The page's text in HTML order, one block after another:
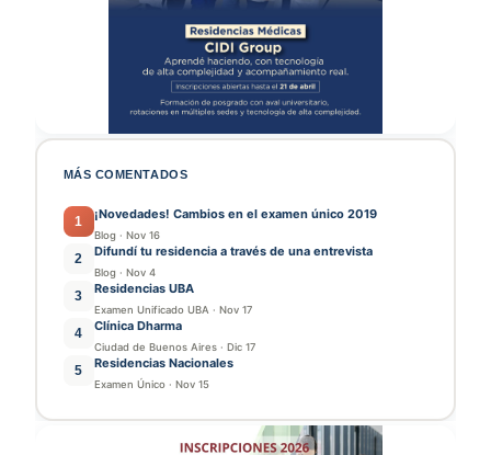
MÁS COMENTADOS
1 ¡Novedades! Cambios en el examen único 2019
Blog · Nov 16
2 Difundí tu residencia a través de una entrevista
Blog · Nov 4
3 Residencias UBA
Examen Unificado UBA · Nov 17
4 Clínica Dharma
Ciudad de Buenos Aires · Dic 17
5 Residencias Nacionales
Examen Único · Nov 15